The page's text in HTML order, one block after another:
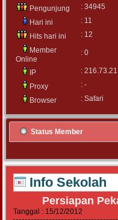
Pengunjung
: 34945
Hari ini
: 11
Hits hari ini
: 12
Member
Online
: 0
IP
:
Proxy
: -
Browser
: Safari
Status Member
Info Sekolah
Persiapan
Tanggal : 15/12/2012